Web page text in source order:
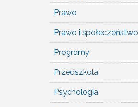
Prawo
Prawo i społeczeństwo
Programy
Przedszkola
Psychologia